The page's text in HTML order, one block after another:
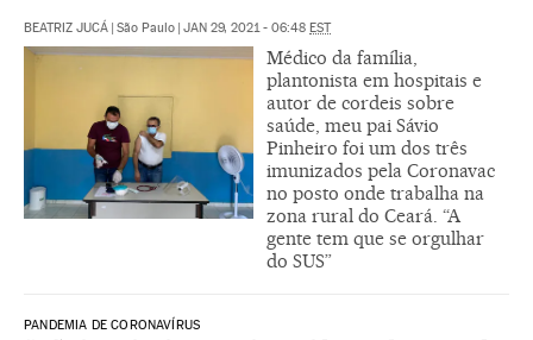
BEATRIZ JUCÁ | São Paulo | JAN 29, 2021 - 06:48 EST
Médico da família,
plantonista em hospitais e
autor de cordeis sobre
saúde, meu pai Sávio
Pinheiro foi um dos três
imunizados pela Coronavac
no posto onde trabalha na
zona rural do Ceará. “A
gente tem que se orgulhar
do SUS”
PANDEMIA DE CORONAVÍRUS